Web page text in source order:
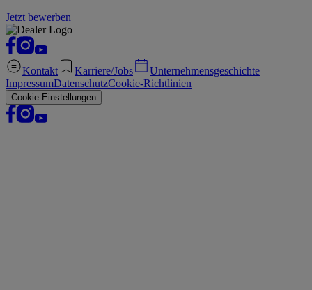
Jetzt bewerben
Kontakt Karriere/Jobs
Unternehmensgeschichte
ImpressumDatenschutzCookie-Richtlinien
Cookie-Einstellungen